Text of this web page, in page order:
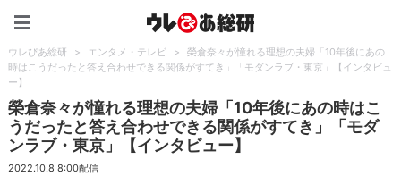
ウレぴあ総研 > エンタメ・テレビ >
榮倉奈々が憧れる理想の夫婦「10年後にあの
時はこうだったと答え合わせできる関係がすてき」「モダンラブ・東京」【インタビュ
ー】
榮倉奈々が憧れる理想の夫婦「10年後にあの時はこ
うだったと答え合わせできる関係がすてき」「モダ
ンラブ・東京」【インタビュー】
2022.10.8 8:00配信